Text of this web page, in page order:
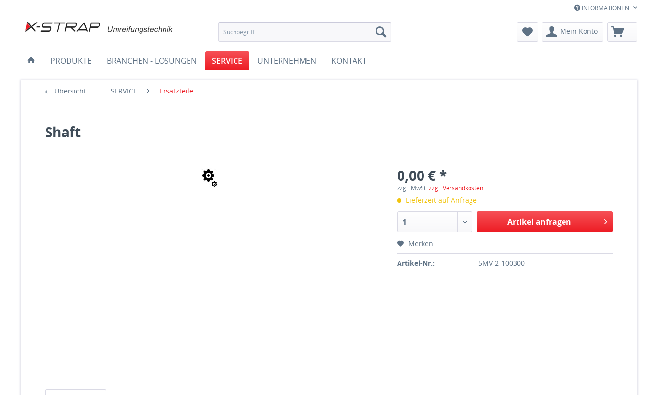
INFORMATIONEN
Mein Konto
PRODUKTE BRANCHEN - LÖSUNGEN SERVICE UNTERNEHMEN KONTAKT
Übersicht SERVICE Ersatzteile
Shaft
0,00 € *
zzgl. MwSt.zzgl. Versandkosten
Lieferzeit auf Anfrage
1 Artikel anfragen
Merken
Artikel-Nr.: 5MV-2-100300